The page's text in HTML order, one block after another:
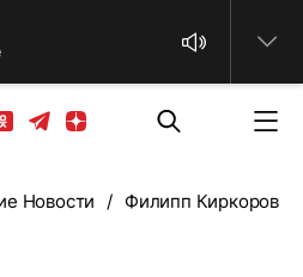
Одноклассники
ТелеграмЯндекс дзен
Новости Филипп Киркоров,